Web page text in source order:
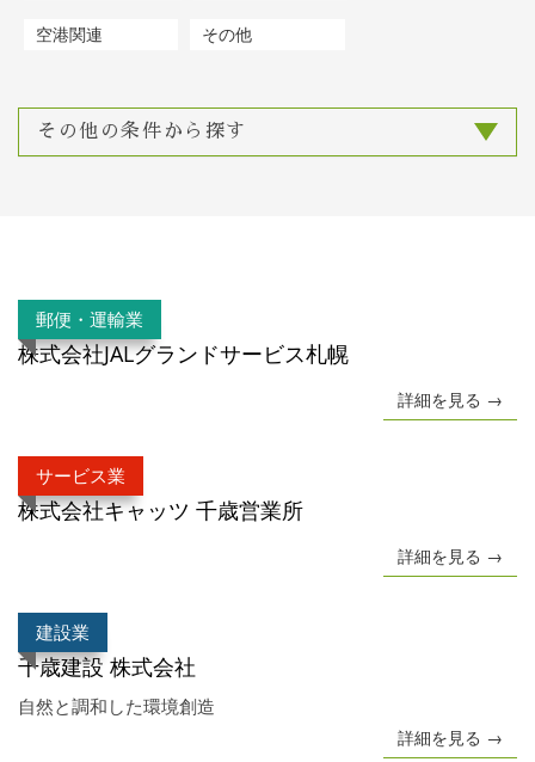
空港関連 その他
その他の条件から探す
郵便・運輸業
株式会社JALグランドサービス札幌
詳細を見る →
サービス業
株式会社キャッツ 千歳営業所
詳細を見る →
建設業
千歳建設 株式会社
自然と調和した環境創造
詳細を見る →